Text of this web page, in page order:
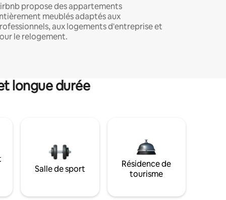
propose des appartements
meublés adaptés aux
aux logements d'entreprise et
le relogement.
longue durée
Salle de sport
Résidence de
tourisme